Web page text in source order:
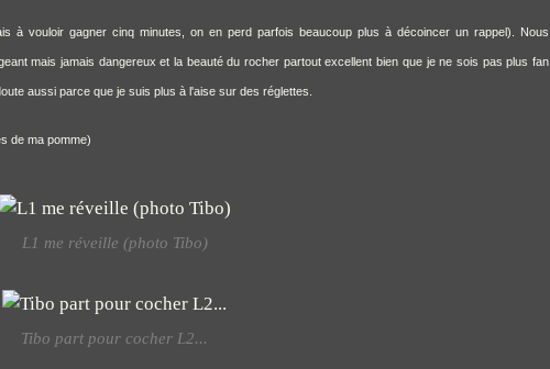
à vouloir gagner cinq minutes, on en perd parfois beaucoup plus à décoincer un rappel). Nous
mais jamais dangereux et la beauté du rocher partout excellent bien que je ne sois pas plus fan
aussi parce que je suis plus à l'aise sur des réglettes.
de ma pomme)
L1 me réveille (photo Tibo)
Tibo part pour cocher L2...